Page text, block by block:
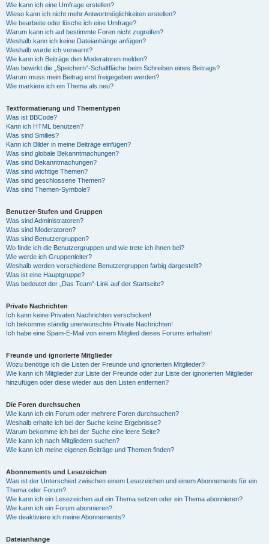
Wie kann ich eine Umfrage erstellen?
Wieso kann ich nicht mehr Antwortmöglichkeiten erstellen?
Wie bearbeite oder lösche ich eine Umfrage?
Warum kann ich auf bestimmte Foren nicht zugreifen?
Weshalb kann ich keine Dateianhänge anfügen?
Weshalb wurde ich verwarnt?
Wie kann ich Beiträge den Moderatoren melden?
Was bewirkt die „Speichern“-Schaltfläche beim Schreiben eines Beitrags?
Warum muss mein Beitrag erst freigegeben werden?
Wie markiere ich ein Thema als neu?
Textformatierung und Thementypen
Was ist BBCode?
Kann ich HTML benutzen?
Was sind Smilies?
Kann ich Bilder in meine Beiträge einfügen?
Was sind globale Bekanntmachungen?
Was sind Bekanntmachungen?
Was sind wichtige Themen?
Was sind geschlossene Themen?
Was sind Themen-Symbole?
Benutzer-Stufen und Gruppen
Was sind Administratoren?
Was sind Moderatoren?
Was sind Benutzergruppen?
Wo finde ich die Benutzergruppen und wie trete ich ihnen bei?
Wie werde ich Gruppenleiter?
Weshalb werden verschiedene Benutzergruppen farbig dargestellt?
Was ist eine Hauptgruppe?
Was bedeutet der „Das Team“-Link auf der Startseite?
Private Nachrichten
Ich kann keine Privaten Nachrichten verschicken!
Ich bekomme ständig unerwünschte Private Nachrichten!
Ich habe eine Spam-E-Mail von einem Mitglied dieses Forums erhalten!
Freunde und ignorierte Mitglieder
Wozu benötige ich die Listen der Freunde und ignorierten Mitglieder?
Wie kann ich Mitglieder zur Liste der Freunde oder zur Liste der ignorierten Mitglieder
hinzufügen oder diese wieder aus den Listen entfernen?
Die Foren durchsuchen
Wie kann ich ein Forum oder mehrere Foren durchsuchen?
Weshalb erhalte ich bei der Suche keine Ergebnisse?
Warum bekomme ich bei der Suche eine leere Seite?
Wie kann ich nach Mitgliedern suchen?
Wie kann ich meine eigenen Beiträge und Themen finden?
Abonnements und Lesezeichen
Was ist der Unterschied zwischen einem Lesezeichen und einem Abonnements für ein
Thema oder Forum?
Wie kann ich ein Lesezeichen auf ein Thema setzen oder ein Thema abonnieren?
Wie kann ich ein Forum abonnieren?
Wie deaktiviere ich meine Abonnements?
Dateianhänge